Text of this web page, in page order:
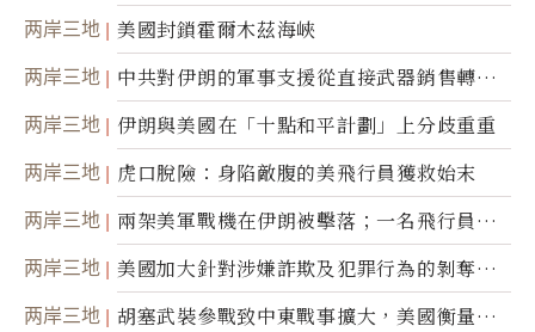
美軍基地的衛星影像
两岸三地 美國封鎖霍爾木茲海峽
两岸三地
中共對伊朗的軍事支援從直接武器銷售轉向
間接技術轉讓
两岸三地 伊朗與美國在「十點和平計劃」上分歧重重
两岸三地 虎口脫險：身陷敵腹的美飛行員獲救始末
两岸三地
兩架美軍戰機在伊朗被擊落；一名飛行員失
蹤
两岸三地
美國加大針對涉嫌詐欺及犯罪行為的剝奪公
民權力度
两岸三地
胡塞武裝參戰致中東戰事擴大，美國衡量地